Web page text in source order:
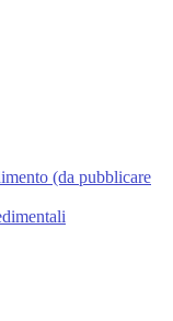
(da pubblicare